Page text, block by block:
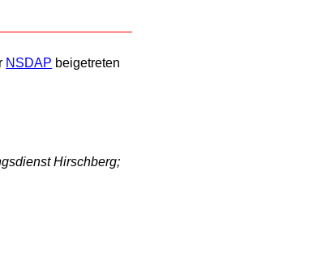
NSDAP beigetreten
Hirschberg;